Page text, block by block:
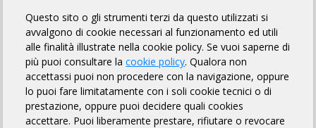
NAZIONALITÀ
ITALIANA
FOREIGN
NATIONALITY
INDICAZIONI
Questo sito o gli strumenti terzi da questo utilizzati si
avvalgono di cookie necessari al funzionamento ed utili
alle finalità illustrate nella cookie policy. Se vuoi saperne di
più puoi consultare lacookie policy. Qualora non
accettassi puoi non procedere con la navigazione, oppure
lo puoi fare limitatamente con i soli cookie tecnici o di
prestazione, oppure puoi decidere quali cookies
accettare. Puoi liberamente prestare, rifiutare o revocare